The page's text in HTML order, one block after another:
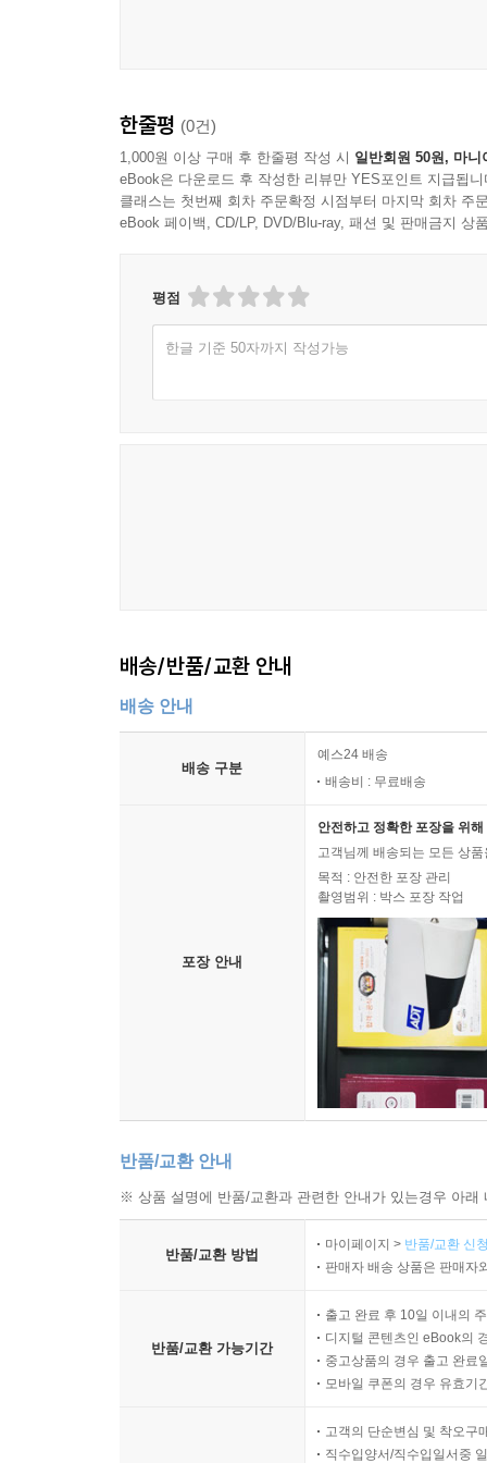
한줄평 (0건)
1,000원 이상 구매 후 한줄평 작성 시 일반회원 50원, 마니
eBook은 다운로드 후 작성한 리뷰만 YES포인트 지급됩니
클래스는 첫번째 회차 주문확정 시점부터 마지막 회차 주
eBook 페이백, CD/LP, DVD/Blu-ray, 패션 및 판매금지 상
평점
한글 기준 50자까지 작성가능
배송/반품/교환 안내
배송 안내
배송 구분
예스24 배송
배송비 : 무료배송
포장 안내
안전하고 정확한 포장을 위
고객님께 배송되는 모든 상
목적 : 안전한 포장 관리
촬영범위 : 박스 포장 작업
반품/교환 안내
※ 상품 설명에 반품/교환과 관련한 안내가 있는경우 아
반품/교환 방법
마이페이지 > 반품/교환 신
판매자 배송 상품은 판매자
반품/교환 가능기간
출고 완료 후 10일 이내의
디지털 콘텐츠인 eBook의
중고상품의 경우 출고 완료
모바일 쿠폰의 경우 유효기
고객의 단순변심 및 착오구
직수입양서/직수입일서중